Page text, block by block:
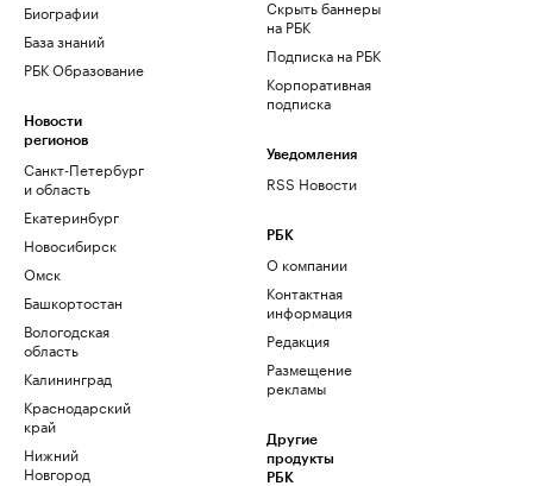
Биографии
База знаний
РБК Образование
Новости
регионов
Санкт-Петербург
и область
Екатеринбург
Новосибирск
Омск
Башкортостан
Вологодская
область
Калининград
Краснодарский
край
Нижний
Новгород
Скрыть баннеры
на РБК
Подписка на РБК
Корпоративная
подписка
Уведомления
RSS Новости
РБК
О компании
Контактная
информация
Редакция
Размещение
рекламы
Другие
продукты
РБК